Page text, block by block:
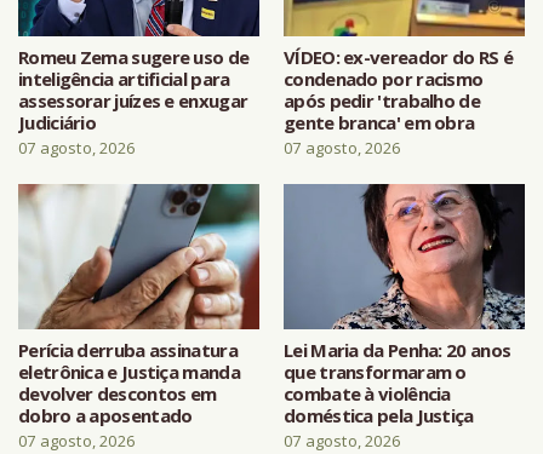
Romeu Zema sugere uso de
inteligência artificial para
assessorar juízes e enxugar
Judiciário
07 agosto, 2026
VÍDEO: ex-vereador do RS é
condenado por racismo
após pedir 'trabalho de
gente branca' em obra
07 agosto, 2026
Perícia derruba assinatura
eletrônica e Justiça manda
devolver descontos em
dobro a aposentado
07 agosto, 2026
Lei Maria da Penha: 20 anos
que transformaram o
combate à violência
doméstica pela Justiça
07 agosto, 2026